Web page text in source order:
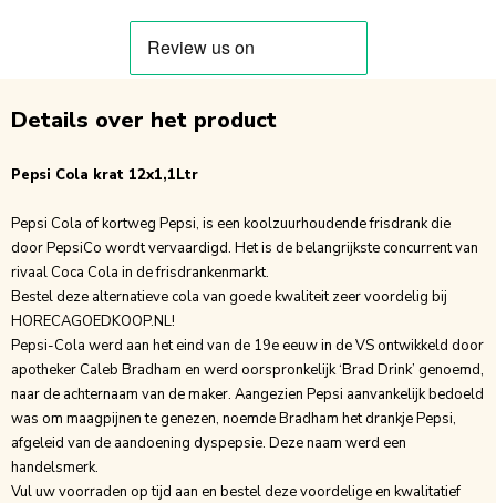
Details over het product
Pepsi Cola krat 12x1,1Ltr
Pepsi Cola of kortweg Pepsi, is een koolzuurhoudende frisdrank die
door PepsiCo wordt vervaardigd. Het is de belangrijkste concurrent van
rivaal Coca Cola in de frisdrankenmarkt.
Bestel deze alternatieve cola van goede kwaliteit zeer voordelig bij
HORECAGOEDKOOP.NL!
Pepsi-Cola werd aan het eind van de 19e eeuw in de VS ontwikkeld door
apotheker Caleb Bradham en werd oorspronkelijk ‘Brad Drink’ genoemd,
naar de achternaam van de maker. Aangezien Pepsi aanvankelijk bedoeld
was om maagpijnen te genezen, noemde Bradham het drankje Pepsi,
afgeleid van de aandoening dyspepsie. Deze naam werd een
handelsmerk.
Vul uw voorraden op tijd aan en bestel deze voordelige en kwalitatief